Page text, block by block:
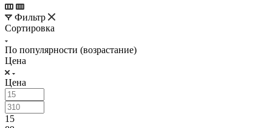
Фильтр
Сортировка
По популярности (возрастание)
Цена
Цена
15